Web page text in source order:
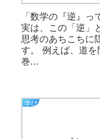
「数学の『逆』
実は、この「逆」
思考のあちこちに
す。 例えば、道
巻...
学び